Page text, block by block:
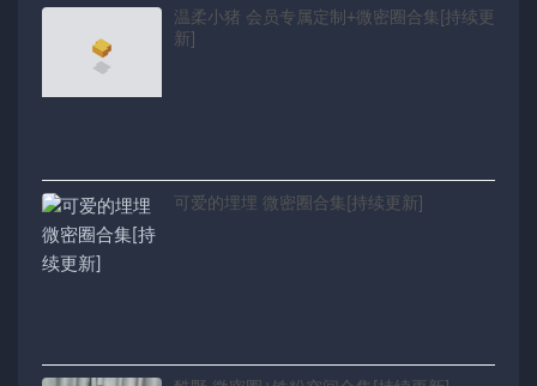
温柔小猪 会员专属定制+微密圈合集[持续更
新]
可爱的埋埋 微密圈合集[持续更新]